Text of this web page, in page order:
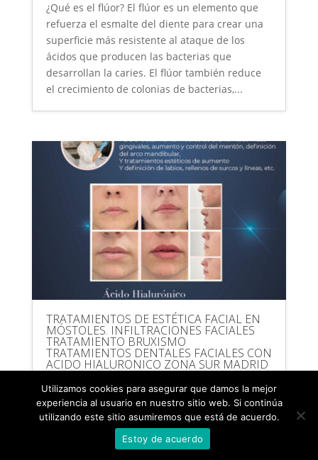
¿Qué es el flúor? El flúor es un elemento que
refuerza el esmalte del diente para crear una
superficie más resistente al ataque de los
ácidos que producen las bacterias que
desarrollan la caries. El flúor también reduce
el crecimiento de colonias de bacterias,...
TRATAMIENTOS DE ESTÉTICA FACIAL EN
MÓSTOLES. INFILTRACIONES FACIALES
TRATAMIENTO BRUXISMO
TRATAMIENTOS DENTALES FACIALES CON
ACIDO HIALURONICO ZONA SUR MADRID
CLINICA DENTAL Dra. Esther Majan
Tratamientos de ESTÉTICA FACIAL Ven a
conocer a nuestra DOCTORA ANA MORENO,
especialista en infiltraciones faciales,
Utilizamos cookies para asegurar que damos la mejor
experiencia al usuario en nuestro sitio web. Si continúa
utilizando este sitio asumiremos que está de acuerdo.
Estoy de acuerdo